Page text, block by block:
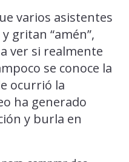
varios asistentes
gritan “amén”,
ver si realmente
se conoce la
ocurrió la
ha generado
y burla en